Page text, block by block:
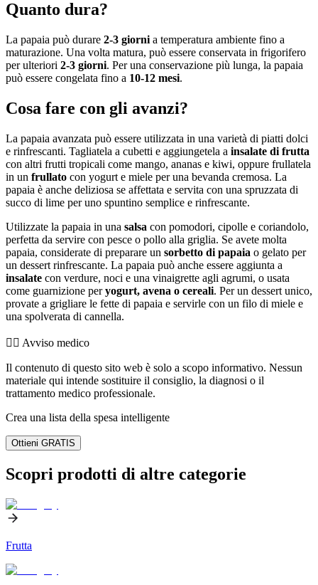
Quanto dura?
La papaia può durare 2-3 giorni a temperatura ambiente fino a
maturazione. Una volta matura, può essere conservata in frigorifero
per ulteriori 2-3 giorni. Per una conservazione più lunga, la papaia
può essere congelata fino a 10-12 mesi.
Cosa fare con gli avanzi?
La papaia avanzata può essere utilizzata in una varietà di piatti dolci
e rinfrescanti. Tagliatela a cubetti e aggiungetela a insalate di frutta
con altri frutti tropicali come mango, ananas e kiwi, oppure frullatela
in un frullato con yogurt e miele per una bevanda cremosa. La
papaia è anche deliziosa se affettata e servita con una spruzzata di
succo di lime per uno spuntino semplice e rinfrescante.
Utilizzate la papaia in una salsa con pomodori, cipolle e coriandolo,
perfetta da servire con pesce o pollo alla griglia. Se avete molta
papaia, considerate di preparare un sorbetto di papaia o gelato per
un dessert rinfrescante. La papaia può anche essere aggiunta a
insalate con verdure, noci e una vinaigrette agli agrumi, o usata
come guarnizione peryogurt, avena o cereali. Per un dessert unico,
provate a grigliare le fette di papaia e servirle con un filo di miele e
una spolverata di cannella.
👨‍⚕️️ Avviso medico
Il contenuto di questo sito web è solo a scopo informativo. Nessun
materiale qui intende sostituire il consiglio, la diagnosi o il
trattamento medico professionale.
Crea una lista della spesa intelligente
Ottieni GRATIS
Scopri prodotti di altre categorie
Frutta